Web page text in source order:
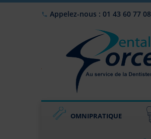
 Appelez-nous : 01 43 60 77 08
OMNIPRATIQUE